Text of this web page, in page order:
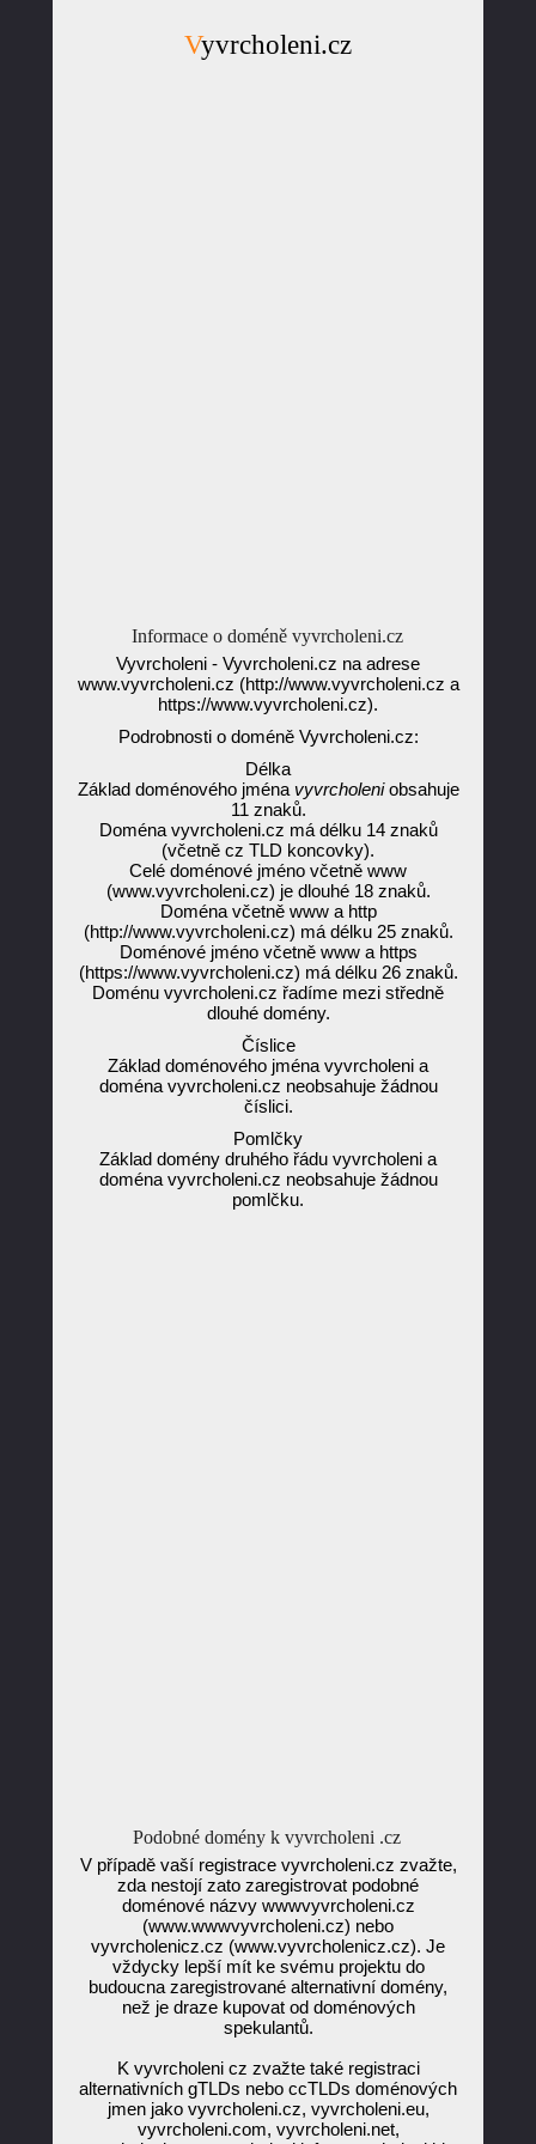
Vyvrcholeni.cz
Informace o doméně vyvrcholeni.cz
Vyvrcholeni - Vyvrcholeni.cz na adrese
www.vyvrcholeni.cz (http://www.vyvrcholeni.cz a
https://www.vyvrcholeni.cz).
Podrobnosti o doméně Vyvrcholeni.cz:
Délka
Základ doménového jména vyvrcholeniobsahuje
11 znaků.
Doména vyvrcholeni.cz má délku 14 znaků
(včetně cz TLD koncovky).
Celé doménové jméno včetně www
(www.vyvrcholeni.cz) je dlouhé 18 znaků.
Doména včetně www a http
(http://www.vyvrcholeni.cz) má délku 25 znaků.
Doménové jméno včetně www a https
(https://www.vyvrcholeni.cz) má délku 26 znaků.
Doménu vyvrcholeni.cz řadíme mezi středně
dlouhé domény.
Číslice
Základ doménového jména vyvrcholeni a
doména vyvrcholeni.cz neobsahuje žádnou
číslici.
Pomlčky
Základ domény druhého řádu vyvrcholeni a
doména vyvrcholeni.cz neobsahuje žádnou
pomlčku.
Podobné domény k vyvrcholeni .cz
V případě vaší registrace vyvrcholeni.cz zvažte,
zda nestojí zato zaregistrovat podobné
doménové názvy wwwvyvrcholeni.cz
(www.wwwvyvrcholeni.cz) nebo
vyvrcholenicz.cz (www.vyvrcholenicz.cz). Je
vždycky lepší mít ke svému projektu do
budoucna zaregistrované alternativní domény,
než je draze kupovat od doménových
spekulantů.
K vyvrcholeni cz zvažte také registraci
alternativních gTLDs nebo ccTLDs doménových
jmen jako vyvrcholeni.cz, vyvrcholeni.eu,
vyvrcholeni.com, vyvrcholeni.net,